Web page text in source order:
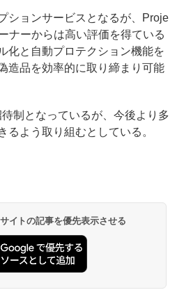
ションサービスとなるが、Proje
ナーからは高い評価を得ている
化と自動プロテクション機能を
造品を効率的に取り締まり可能
制となっているが、今後より多
るよう取り組むとしている。
イトの記事を優先表示させる